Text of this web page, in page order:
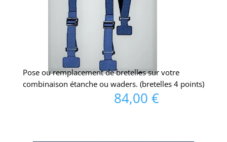
Pose ou remplacement de bretelles sur votre
combinaison étanche ou waders. (bretelles 4 points)
84,00 €